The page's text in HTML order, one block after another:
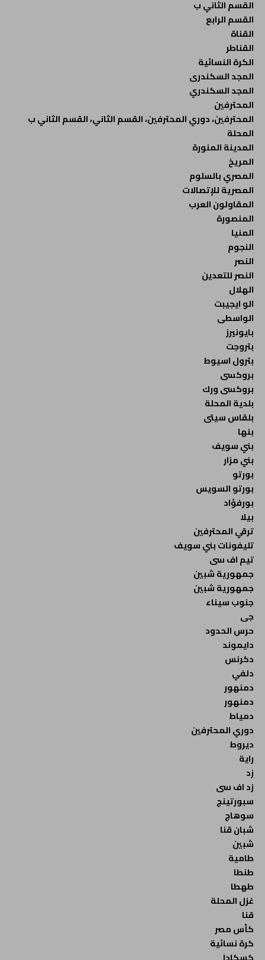
القسم الثاني ب
القسم الرابع
القناة
القناطر
الكرة النسائية
المجد السكندرى
المجد السكندري
المحترفين
المحترفين، دوري المحترفين، القسم الثاني، القسم الثاني ب
المحلة
المدينة المنورة
المريخ
المصري بالسلوم
المصرية للإتصالات
المقاولون العرب
المنصورة
المنيا
النجوم
النصر
النصر للتعدين
الهلال
الو ايجيبت
الواسطى
بايونيرز
بتروجت
بترول اسيوط
بروكسى
بروكسى ورك
بلدية المحلة
بلقاس سيتى
بنها
بني سويف
بني مزار
بورتو
بورتو السويس
بورفؤاد
بيلا
ترقي المحترفين
تليفونات بني سويف
تيم اف سى
جمهورية شبين
جمهورية شبين
جنوب سيناء
جى
حرس الحدود
دايموند
دكرنس
دلفي
دمنهور
دمنهور
دمياط
دوري المحترفين
ديروط
راية
زد
زد اف سى
سبورتينج
سوهاج
شبان قنا
شبين
طامية
طنطا
طهطا
غزل المحلة
قنا
كأس مصر
كرة نسائية